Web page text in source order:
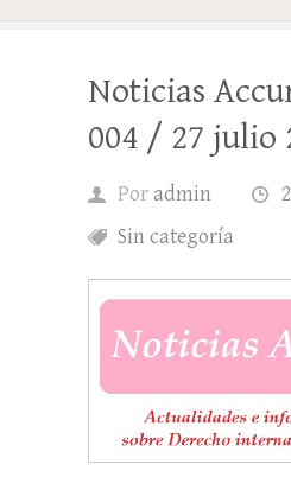
Noticias
004 / 27 julio
Por admin
Sin categoría